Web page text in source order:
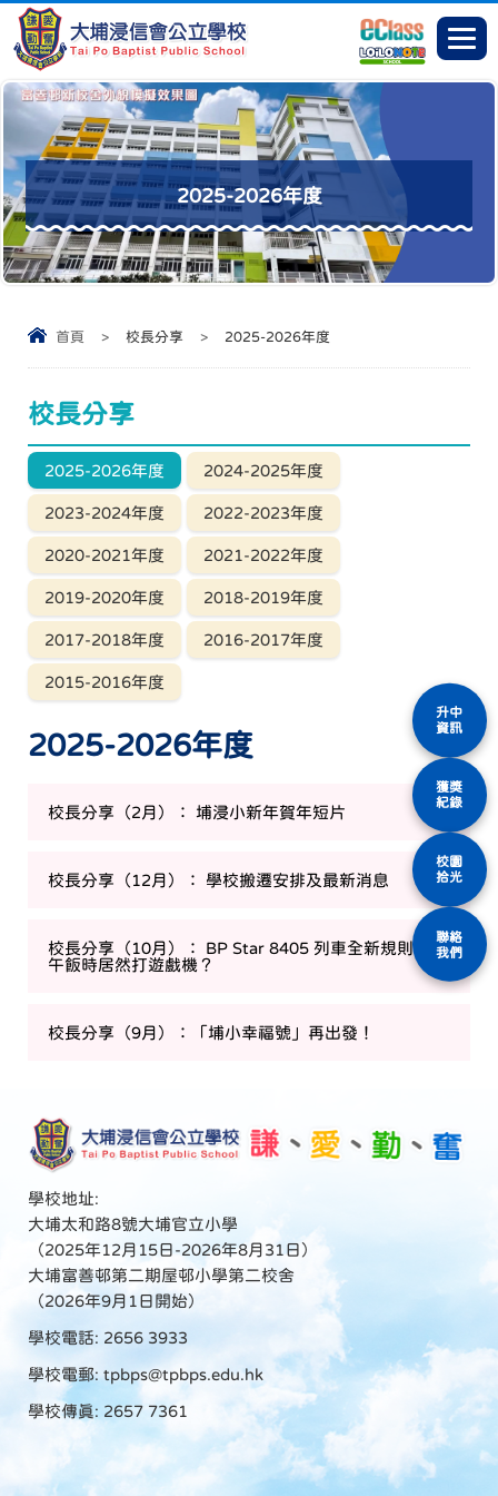
2025-2026年度
首頁 > 校長分享 > 2025-2026年度
校長分享
2025-2026年度 2024-2025年度
2023-2024年度 2022-2023年度
2020-2021年度 2021-2022年度
2019-2020年度 2018-2019年度
2017-2018年度 2016-2017年度
2015-2016年度
2025-2026年度
校長分享（2月）： 埔浸小新年賀年短片
校長分享（12月）： 學校搬遷安排及最新消息
校長分享（10月）： BP Star 8405 列車全新規則｜在
午飯時居然打遊戲機？
校長分享（9月）：「埔小幸福號」再出發！
學校地址:
大埔太和路8號大埔官立小學
（2025年12月15日-2026年8月31日）
大埔富善邨第二期屋邨小學第二校舍
（2026年9月1日開始）
學校電話: 2656 3933
學校電郵: tpbps@tpbps.edu.hk
學校傳真: 2657 7361
升中
資訊
獲獎
紀錄
校園
拾光
聯絡
我們